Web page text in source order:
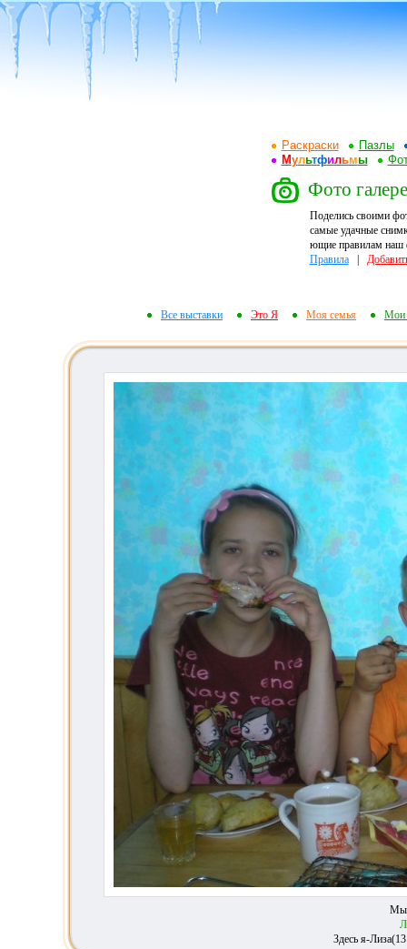
Раскраски
Пазлы
Мультфильмы
Фото
Поделись своими
самые удачные
ющие правилам наш
Правила|
Все выставки Это Я Моя семья Мои
Мы-
Здесь я-